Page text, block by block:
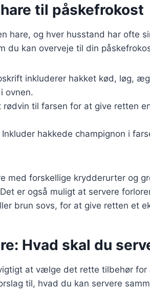
til påskefrokost
hare, og hver husstand har ofte
du kan overveje til din
inkluderer hakket kød, løg,
ovnen.
til farsen for at give retten
Inkluder hakkede champignon i
med forskellige krydderurter og
er også muligt at servere
brun sovs, for at give retten et
Hvad skal du
at vælge det rette tilbehør for
til, hvad du kan servere